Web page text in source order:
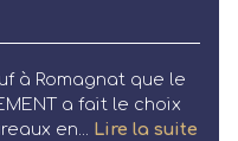
à Romagnat que le
a fait le choix
en...
Lire la suite